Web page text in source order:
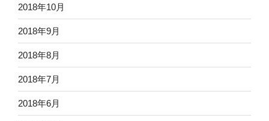
2018年10月
2018年9月
2018年8月
2018年7月
2018年6月